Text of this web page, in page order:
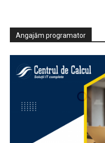
Angajăm programator